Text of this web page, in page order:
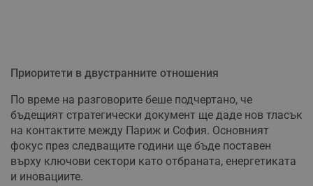
Приоритети в двустранните отношения
По време на разговорите беше подчертано, че
бъдещият стратегически документ ще даде нов тласък
на контактите между Париж и София. Основният
фокус през следващите години ще бъде поставен
върху ключови сектори като отбраната, енергетиката
и иновациите.